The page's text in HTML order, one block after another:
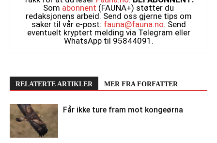
Som abonnent (FAUNA+) støtter du
redaksjonens arbeid. Send oss gjerne tips om
saker til vår e-post: fauna@fauna.no. Send
eventuelt kryptert melding via Telegram eller
WhatsApp til 95844091.
RELATERTE ARTIKLER MER FRA FORFATTER
Får ikke ture fram mot kongeørna